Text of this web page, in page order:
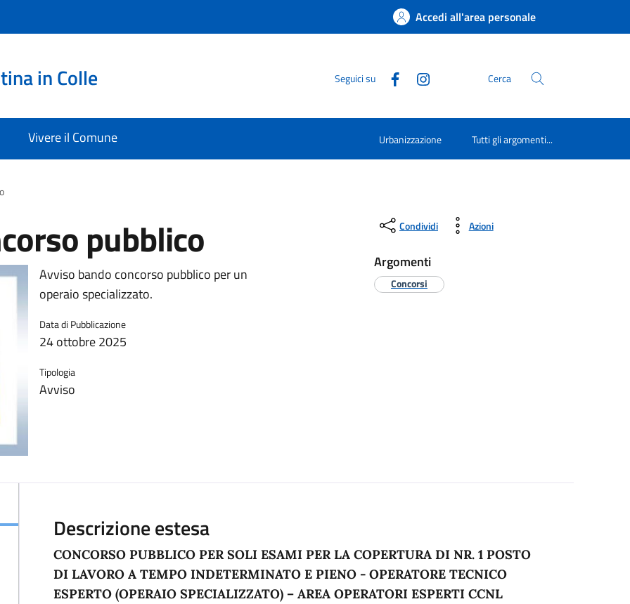
Accedi all'area personale
in Colle Seguici su Cerca
Vivere il Comune Urbanizzazione Tutti gli argomenti...
pubblico
Avviso bando concorso pubblico per un
operaio specializzato.
Data di Pubblicazione
24 ottobre 2025
Tipologia
Avviso
Condividi Azioni
Argomenti
Concorsi
Descrizione estesa
CONCORSO PUBBLICO PER SOLI ESAMI PER LA COPERTURA DI NR. 1 POSTO
DI LAVORO A TEMPO INDETERMINATO E PIENO - OPERATORE TECNICO
ESPERTO (OPERAIO SPECIALIZZATO) – AREA OPERATORI ESPERTI CCNL